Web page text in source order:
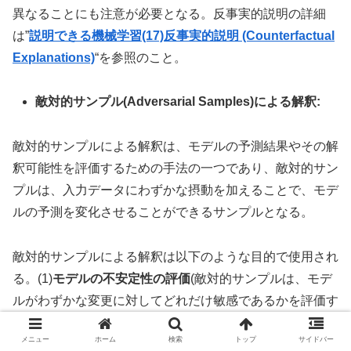
異なることにも注意が必要となる。反事実的説明の詳細
は”説明できる機械学習(17)反事実的説明 (Counterfactual
Explanations)“を参照のこと。
敵対的サンプル(Adversarial Samples)による解釈:
敵対的サンプルによる解釈は、モデルの予測結果やその解
釈可能性を評価するための手法の一つであり、敵対的サン
プルは、入力データにわずかな摂動を加えることで、モデ
ルの予測を変化させることができるサンプルとなる。
敵対的サンプルによる解釈は以下のような目的で使用され
る。(1)モデルの不安定性の評価(敵対的サンプルは、モデ
ルがわずかな変更に対してどれだけ敏感であるかを評価す
るために使用され、もしモデルが入力データの微小な変更
によって予測結果を大きく変える場合、モデルは不安定で
メニュー ホーム 検索 トップ サイドバー